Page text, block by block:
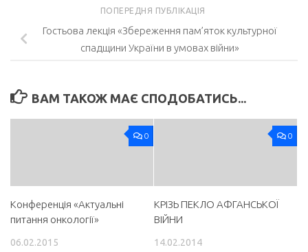
ПОПЕРЕДНЯ ПУБЛІКАЦІЯ
Гостьова лекція «Збереження пам’яток культурної
спадщини України в умовах війни»
ВАМ ТАКОЖ МАЄ СПОДОБАТИСЬ...
0
Конференція «Актуальні
питання онкології»
06.02.2015
0
КРІЗЬ ПЕКЛО АФГАНСЬКОЇ
ВІЙНИ
14.02.2014